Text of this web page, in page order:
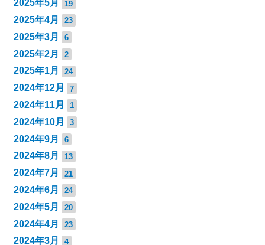
2025年5月 19
2025年4月 23
2025年3月 6
2025年2月 2
2025年1月 24
2024年12月 7
2024年11月 1
2024年10月 3
2024年9月 6
2024年8月 13
2024年7月 21
2024年6月 24
2024年5月 20
2024年4月 23
2024年3月 4